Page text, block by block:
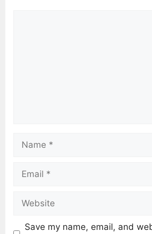
Save my name, email, and